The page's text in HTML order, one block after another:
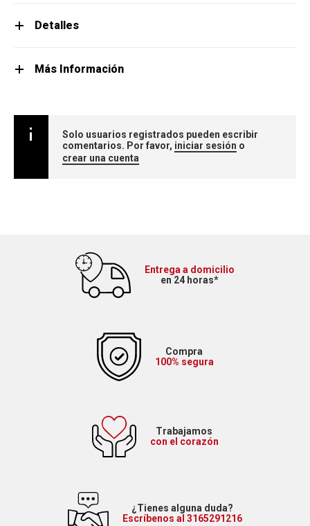
Detalles
Más Información
Solo usuarios registrados pueden escribir
comentarios. Por favor, iniciar sesión o
crear una cuenta
Entrega a domicilio
en 24 horas*
Compra
100% segura
Trabajamos
con el corazón
¿Tienes alguna duda?
Escríbenos al 3165291216